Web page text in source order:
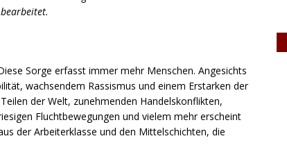
Sorge erfasst immer mehr Menschen. Angesichts
wachsendem Rassismus und einem Erstarken der
der Welt, zunehmenden Handelskonflikten,
Fluchtbewegungen und vielem mehr erscheint
der Arbeiterklasse und den Mittelschichten, die